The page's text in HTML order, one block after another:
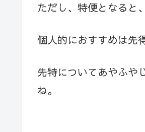
ただし、特便となると
個人的におすすめは先
先特についてあやふや
ね。